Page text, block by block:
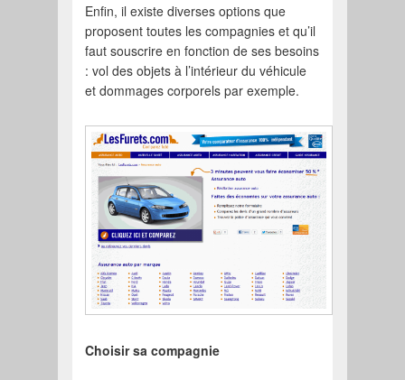
Enfin, il existe diverses options que
proposent toutes les compagnies et qu’il
faut souscrire en fonction de ses besoins
: vol des objets à l’intérieur du véhicule
et dommages corporels par exemple.
Choisir sa compagnie